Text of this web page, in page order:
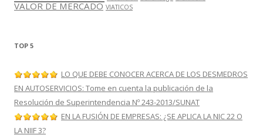
VALOR DE MERCADO VIATICOS
TOP 5
LO QUE DEBE CONOCER ACERCA DE LOS DESMEDROS
EN AUTOSERVICIOS: Tome en cuenta la publicación de la
Resolución de Superintendencia Nº 243-2013/SUNAT
EN LA FUSIÓN DE EMPRESAS: ¿SE APLICA LA NIC 22 O
LA NIIF 3?